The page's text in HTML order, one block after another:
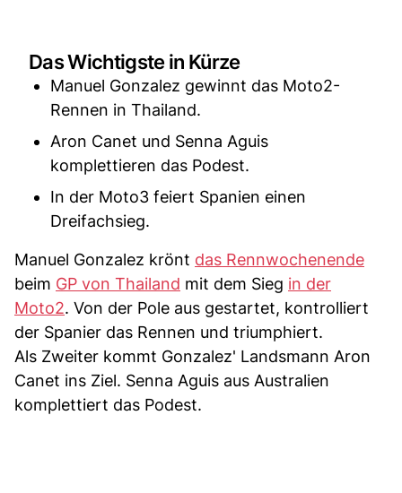
Das Wichtigste in Kürze
Manuel Gonzalez gewinnt das Moto2-
Rennen in Thailand.
Aron Canet und Senna Aguis
komplettieren das Podest.
In der Moto3 feiert Spanien einen
Dreifachsieg.
Manuel Gonzalez krönt das Rennwochenende
beim GP von Thailand mit dem Sieg in der
Moto2. Von der Pole aus gestartet, kontrolliert
der Spanier das Rennen und triumphiert.
Als Zweiter kommt Gonzalez' Landsmann Aron
Canet ins Ziel. Senna Aguis aus Australien
komplettiert das Podest.